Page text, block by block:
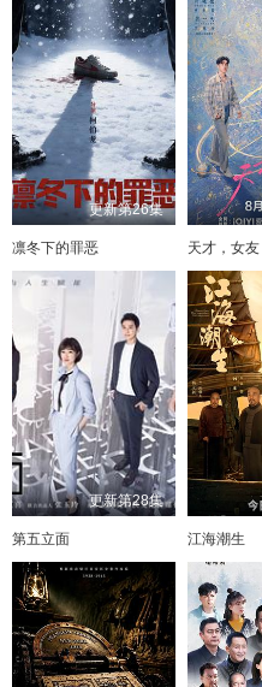
更新第26集
凛冬下的罪恶 天才，女友
更新第28集
第五立面 江海潮生